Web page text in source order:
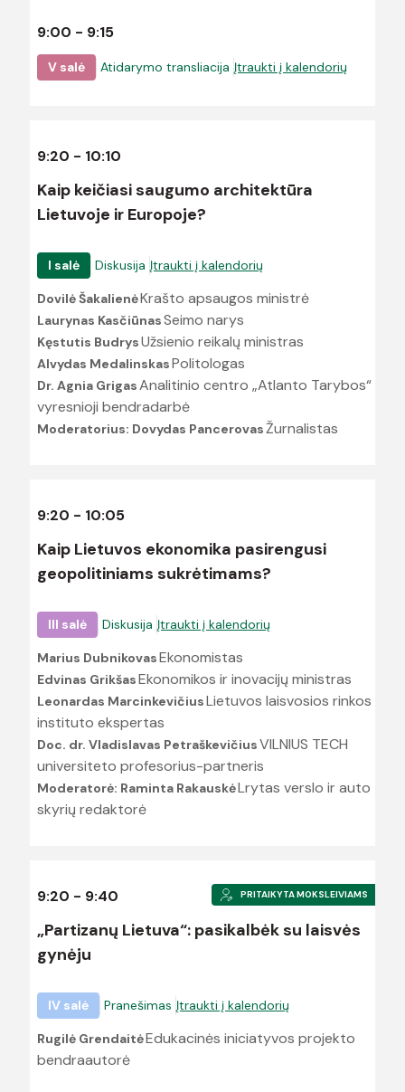
9:00 - 9:15
V salė Atidarymo transliacija Įtraukti į kalendorių
9:20 - 10:10
Kaip keičiasi saugumo architektūra
Lietuvoje ir Europoje?
I salė Diskusija Įtraukti į kalendorių
Dovilė ŠakalienėKrašto apsaugos ministrė
Laurynas KasčiūnasSeimo narys
Kęstutis BudrysUžsienio reikalų ministras
Alvydas MedalinskasPolitologas
Dr. Agnia GrigasAnalitinio centro „Atlanto Tarybos“
vyresnioji bendradarbė
Moderatorius: Dovydas PancerovasŽurnalistas
9:20 - 10:05
Kaip Lietuvos ekonomika pasirengusi
geopolitiniams sukrėtimams?
III salė Diskusija Įtraukti į kalendorių
Marius DubnikovasEkonomistas
Edvinas GrikšasEkonomikos ir inovacijų ministras
Leonardas MarcinkevičiusLietuvos laisvosios rinkos
instituto ekspertas
Doc. dr. Vladislavas PetraškevičiusVILNIUS TECH
universiteto profesorius-partneris
Moderatorė: Raminta RakauskėLrytas verslo ir auto
skyrių redaktorė
9:20 - 9:40
„Partizanų Lietuva“: pasikalbėk su laisvės
gynėju
IV salė Pranešimas Įtraukti į kalendorių
Rugilė GrendaitėEdukacinės iniciatyvos projekto
bendraautorė
PRITAIKYTA MOKSLEIVIAMS